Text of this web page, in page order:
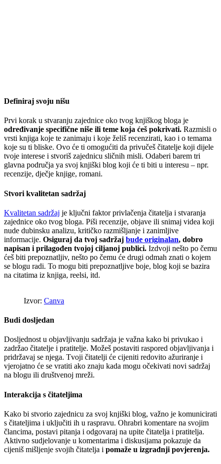
Definiraj svoju nišu
Prvi korak u stvaranju zajednice oko tvog knjiškog bloga je
određivanje specifične niše ili teme koja ćeš pokrivati. Razmisli o
vrsti knjiga koje te zanimaju i koje želiš recenzirati, kao i o temama
koje su ti bliske. Ovo će ti omogućiti da privučeš čitatelje koji dijele
tvoje interese i stvoriš zajednicu sličnih misli. Odaberi barem tri
glavna područja ya svoj knjiški blog koji će ti biti u interesu – npr.
recenzije, dječje knjige, romani.
Stvori kvalitetan sadržaj
Kvalitetan sadržaj je ključni faktor privlačenja čitatelja i stvaranja
zajednice oko tvog bloga. Piši recenzije, objave ili snimaj videa koji
nude dubinsku analizu, kritičko razmišljanje i zanimljive
informacije. Osiguraj da tvoj sadržaj bude originalan, dobro
napisan i prilagođen tvojoj ciljanoj publici. Izdvoji nešto po čemu
ćeš biti prepoznatljiv, nešto po čemu će drugi odmah znati o kojem
se blogu radi. To mogu biti prepoznatljive boje, blog koji se bazira
na citatima iz knjiga, reelsi, itd.
Izvor: Canva
Budi dosljedan
Dosljednost u objavljivanju sadržaja je važna kako bi privukao i
zadržao čitatelje i pratitelje. Možeš postaviti raspored objavljivanja i
pridržavaj se njega. Tvoji čitatelji će cijeniti redovito ažuriranje i
vjerojatno će se vratiti ako znaju kada mogu očekivati novi sadržaj
na blogu ili društvenoj mreži.
Interakcija s čitateljima
Kako bi stvorio zajednicu za svoj knjiški blog, važno je komunicirati
s čitateljima i uključiti ih u raspravu. Ohrabri komentare na svojim
člancima, postavi pitanja i odgovaraj na upite čitatelja i pratitelja.
Aktivno sudjelovanje u komentarima i diskusijama pokazuje da
cijeniš mišljenje svojih čitatelja i pomaže u izgradnji povjerenja.